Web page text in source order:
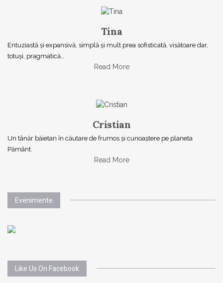
Tina
Entuziastă şi expansivă, simplă şi mult prea sofisticată, visătoare dar,
totuşi, pragmatică…
Read More
Cristian
Un tânăr băietan în căutare de frumos și cunoaștere pe planeta
Pământ.
Read More
Evenimente
Like Us On Facebook